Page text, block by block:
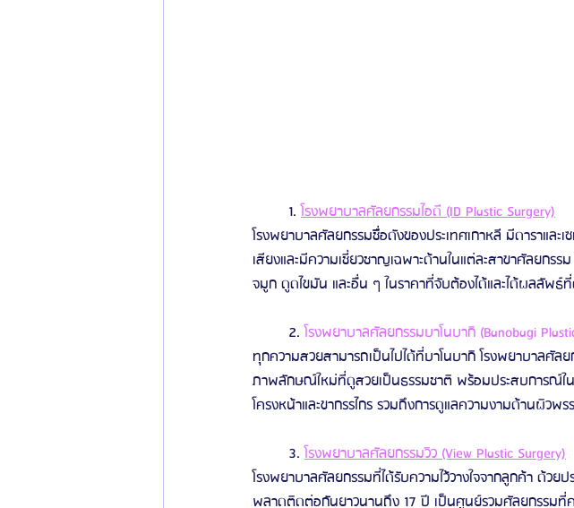
	1.
โรงพยาบาลศัลยกรรมไอดี (ID Plastic Surgery)
โรงพยาบาลศัลยกรรมชืื่อดังของประเทศเกาหลี มีดาราแล
เสียงและมีความเชี่ยวชาญเฉพาะด้านในแต่ละสาขาศัลยกร
จมูก ดูดไขมัน และอื่น ๆ ในราคาที่จับต้องได้และได้ผลลัพธ์
	2.
โรงพยาบาลศัลยกรรมบาโนบากิ (Banobagi
ทุกความสวยสามารถเป็นไปได้ที่บาโนบากิ โรงพยาบาลศั
ภาพลักษณ์ใหม่ที่ดูสวยเป็นธรรมชาติ พร้อมประสบการณ์ใ
โครงหน้าและขากรรไกร รวมถึงการดูแลความงามด้านผิวพ
	3.
โรงพยาบาลศัลยกรรมวิว (View Plastic Surgery)
โรงพยาบาลศัลยกรรมที่ได้รับความไว้วางใจจากลูกค้า ด้
พลาดติดต่อกันยาวนานถึง 17 ปี เป็นศูนย์รวมศัลยกรรม